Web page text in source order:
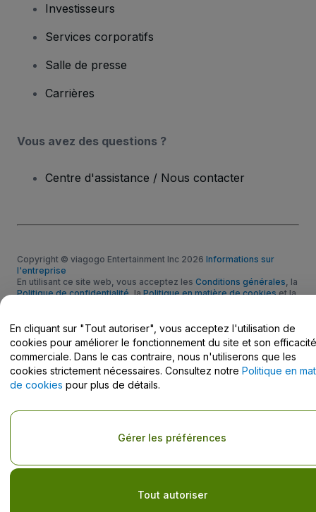
Investisseurs
Services corporatifs
Salle de presse
Carrières
Vous avez des questions ?
Centre d'assistance / Nous contacter
Copyright © viagogo Entertainment Inc 2026 Informations sur
l'entreprise
En utilisant ce site web, vous acceptez les Conditions générales, la
Politique de confidentialité, laPolitique en matière de cookieset la
matière de confidentialité
En cliquant sur "Tout autoriser", vous acceptez l'utilisation de
cookies pour améliorer le fonctionnement du site et son efficacité
commerciale. Dans le cas contraire, nous n'utiliserons que les
cookies strictement nécessaires. Consultez notre Politique en
de cookies pour plus de détails.
Tout autoriser
Gérer les préférences